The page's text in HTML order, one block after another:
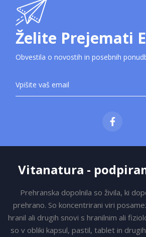
Želite Prejemati
Obvestila o novostih in posebnih
se
Vitanatura -
Prehranska dopolnila so živila, ki
prehrano. So koncentrirani viri
hranil ali drugih snovi s hranilnim ali
so v obliki kapsul, pastil, tablet in